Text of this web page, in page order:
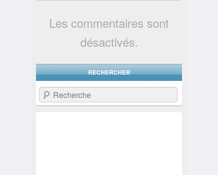
Les commentaires sont
désactivés.
RECHERCHER
Recherche